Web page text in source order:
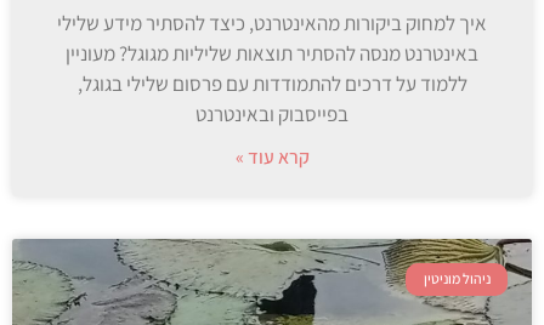
איך למחוק ביקורות מהאינטרנט, כיצד להסתיר מידע שלילי
באינטרנט מנסה להסתיר תוצאות שליליות מגוגל? מעוניין
ללמוד על דרכים להתמודדות עם פרסום שלילי בגוגל,
בפייסבוק ובאינטרנט
קרא עוד »
ניהול מוניטין